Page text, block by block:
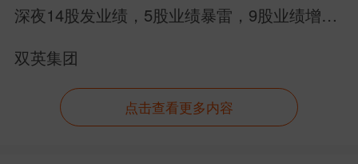
深夜14股发业绩，5股业绩暴雷，9股业绩增
双英集团
点击查看更多内容